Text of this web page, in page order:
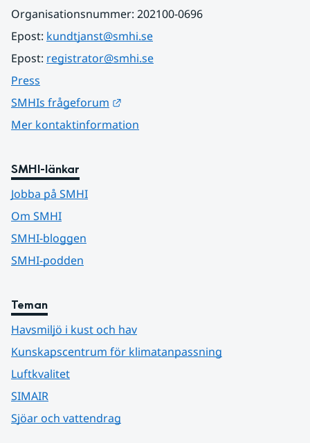
Organisationsnummer: 202100-0696
Epost: kundtjanst@smhi.se
Epost: registrator@smhi.se
Press
SMHIs frågeforum
Mer kontaktinformation
SMHI-länkar
Jobba på SMHI
Om SMHI
SMHI-bloggen
SMHI-podden
Teman
Havsmiljö i kust och hav
Kunskapscentrum för klimatanpassning
Luftkvalitet
SIMAIR
Sjöar och vattendrag